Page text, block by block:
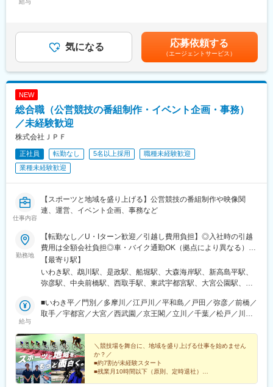
人材事業では2016年から沖縄最大の求人マッチングサービスを運
営しており、今や第二の事業の柱として成長しています。2021年
からは「地方の企業と人を結ぶプラットフォーム」として、沖縄
を広げて全国展開を進めています。
地域に貢献するために、宜野湾市の情報産業施設のプロデュース
や北海道と沖縄の交流を促進する「どさんこしまんちゅプロジェ
クト」の運営などを行っています。
例：Tableau Cloud経由でBigQueryに発行されるクエリの最適
化、ビューのキャッシュ制御による負荷軽減
・Webログ、広告、CRMなど複数のデータソースを統合し、分析
しやすく・高速に動作するデータマートを設計、開発
・TB～PB級のデータのセキュリティやメタデータ管理をするため
のデータマネジメントのスキルが求められる
■働き方
・残業：月間の平均残業時間は6時間程度。
・リモートワーク制度：自宅または会社の指定する就業場所な
ど、働く場所を任意で選択することができます。
■ポジションの魅力：
◎社会的インパクトの大きいデータに関われる
リクルートグループの大規模サービス群の裏側で、数百万～数千
万規模のユーザーデータを扱い、社会に影響を与える意思決定を
支援できます。
◎大規模なデータ処理を経験できる
数億レコード規模のデータを扱い、サービス本体、営業、マー
ケ、アクセスログなど取得元の異なるデータの統合・加工を実現
するスケーラブルな基盤を構築する経験ができます。
給与
給与詳細は、経験、能力、年齢を考慮の上決定します。賃金はあ
くまでも目安の金額であり、選考を通じて上下する可能性があり
ます。月給(月額)は固定手当を含めた表記です。
気になる 応募依頼する
（エージェントサービス）
NEW
総合職（公営競技の番組制作・イベント企画・事務）
／未経験歓迎
株式会社ＪＰＦ
正社員 転勤なし 5名以上採用
職種未経験歓迎
業種未経験歓迎
仕事内容
【スポーツと地域を盛り上げる】公営競技の番組制作や映像関
連、運営、イベント企画、事務など
勤務地
【転勤なし／U・Iターン歓迎／引越し費用負担】◎入社時の引越
費用は全額会社負担◎車・バイク通勤OK（拠点により異なる）◎
勤務地はご希望を考慮の上、決定致します。◎競技場によって、
募集ポジションが異なります。以下いずれかの競輪場、ボートレ
ース場での勤務となります。■北海道・東北北海道、福島県■関東
海岐阜県、静岡県、愛知県、三重県■北信越新潟県、富山県、福井
県■関西京都府、奈良県■中国・四国岡山県、広島県、山口県、愛
【最寄り駅】
いわき駅、鵡川駅、是政駅、船堀駅、大森海岸駅、新高島平駅、
弥彦駅、中央前橋駅、西取手駅、東武宇都宮駅、大宮公園駅、西
駅、平塚駅、箱根板橋駅、南伊東駅、東静岡駅、南鳩ケ谷駅、東
松阪駅、霞ケ浦駅、田神駅、大垣駅、常滑駅、蒲郡競艇場前駅、
足羽山公園口駅、平城駅、市坪駅、宇野駅、海岸通駅、西向日
駅、競輪場前駅(富山県)、伊勢朝日駅、埴生駅、浦田駅(福岡県)、
香春口三萩野駅、久留米大学前駅、佐世保駅、亀川駅、防府駅、
武雄温泉駅、鬼塚駅、中洲川端駅、競艇場前駅、作草部駅、京急
川崎駅、小田原駅、りんくう常滑駅、三河塩津駅、東田駅、宇品
給与
■いわき平／門別／多摩川／江戸川／平和島／戸田／弥彦／前橋／
取手／宇都宮／大宮／西武園／京王閣／立川／千葉／松戸／川崎
期間中：226,800円～■四日市／岐阜／大垣／常滑／蒲郡／津／浜
松／浜名湖／豊橋月給235,970円～／試用期間中：220,970円～■
名古屋競輪場月給260,130円～ ／試用期間中：235,970円～■松阪
月給230,270円～／試用期間中：215,270円～■松山／玉野／奈良
月給220,250円～／試用期間中：210,000円～■広島／福井月給
＼競技場を舞台に、地域を盛り上げる仕事を始めません
か？／
■約7割が未経験スタート
■残業月10時間以下（原則、定時退社）